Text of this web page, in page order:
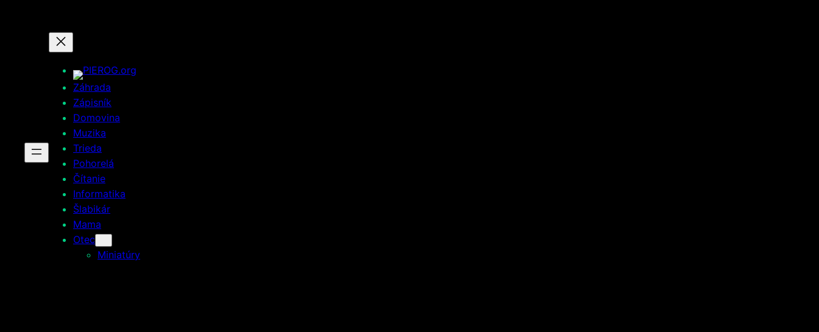
Záhrada
Zápisník
Domovina
Muzika
Trieda
Pohorelá
Čítanie
Informatika
Šlabikár
Mama
Otec
Miniatúry